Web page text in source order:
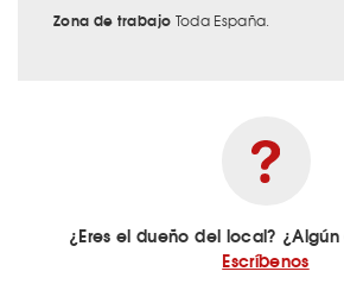
Zona de trabajo Toda España.
¿Eres el dueño del local?
Escríbenos